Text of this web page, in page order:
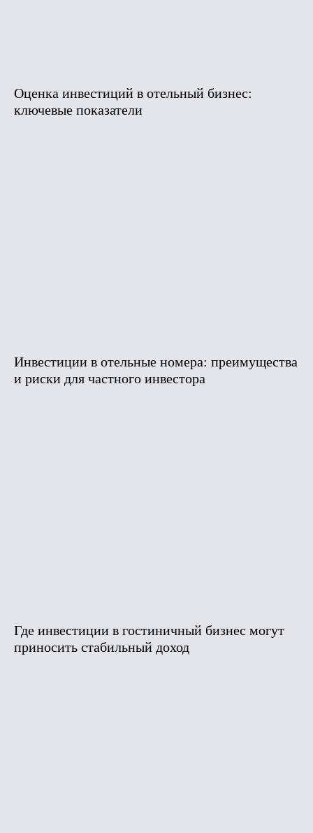
Оценка инвестиций в отельный бизнес:
ключевые показатели
Инвестиции в отельные номера: преимущества
и риски для частного инвестора
Где инвестиции в гостиничный бизнес могут
приносить стабильный доход